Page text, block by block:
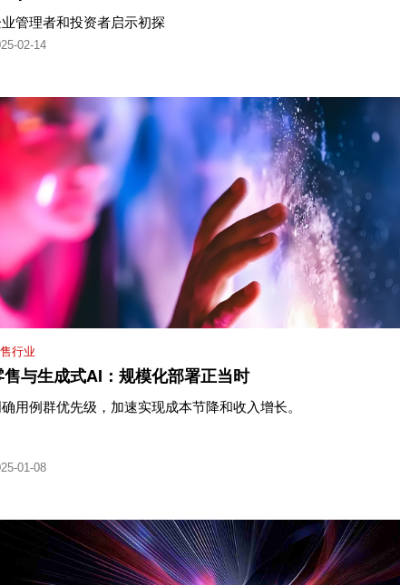
管理者和投资者启示初探
02-14
行业
售与生成式AI：规模化部署正当时
用例群优先级，加速实现成本节降和收入增长。
01-08